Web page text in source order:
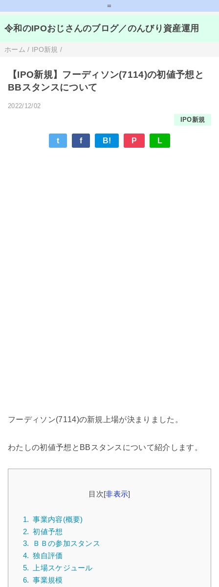
=
令和のIPOおじさんのブログ／のんびり資産運用
ホーム / IPO新規 /
【IPO新規】フーディソン(7114)の初値予想と
BBスタンスについて
2022/12/02
IPO新規
t f B! P L
フーディソン(7114)の新規上場が決まりました。
わたしの初値予想とBBスタンスについて紹介します。
目次[非表示]
1. 事業内容(概要)
2. 初値予想
3.
ＢＢの参加スタンス
4. 独自評価
5.
上場スケジュール
6. 事業規模